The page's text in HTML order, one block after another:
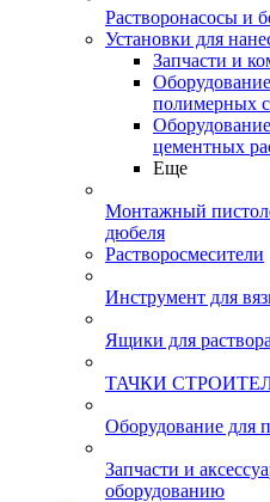
Растворонасосы и
Установки для
Запчасти и
полимерных
цементных
Еще
Монтажный
дюбеля
Растворосмесители
Инструмент для
Ящики для раствора
ТАЧКИ
Оборудование для
Запчасти и
оборудованию